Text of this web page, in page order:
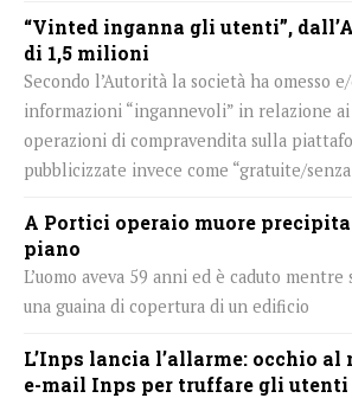
“Vinted inganna gli utenti”,
di 1,5 milioni
Secondo l’Autorità la società ha omesso
informazioni “ingannevoli” in relazione
operazioni di compravendita sulla
pubblicizzate invece come “gratuite/
A Portici operaio muore
piano
L’uomo aveva 59 anni ed è caduto mentre
una guaina di copertura di un edificio
L’Inps lancia l’allarme: occhio
e-mail Inps per truffare gli utenti